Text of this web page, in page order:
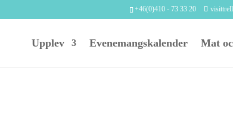
+46(0)410 - 73 33 20
Upplev Evenemangskalender Mat